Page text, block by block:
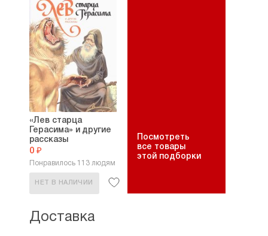
«Лев старца
Герасима» и другие
рассказы
0 ₽
Понравилось 113 людям
НЕТ В НАЛИЧИИ
Посмотреть
все товары
этой подборки
Доставка